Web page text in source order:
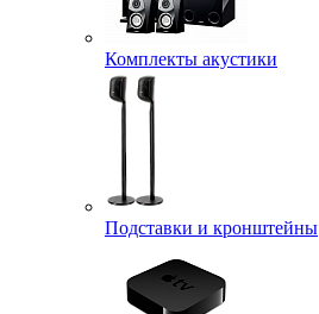
Комплекты акустики
Подставки и кронштейны